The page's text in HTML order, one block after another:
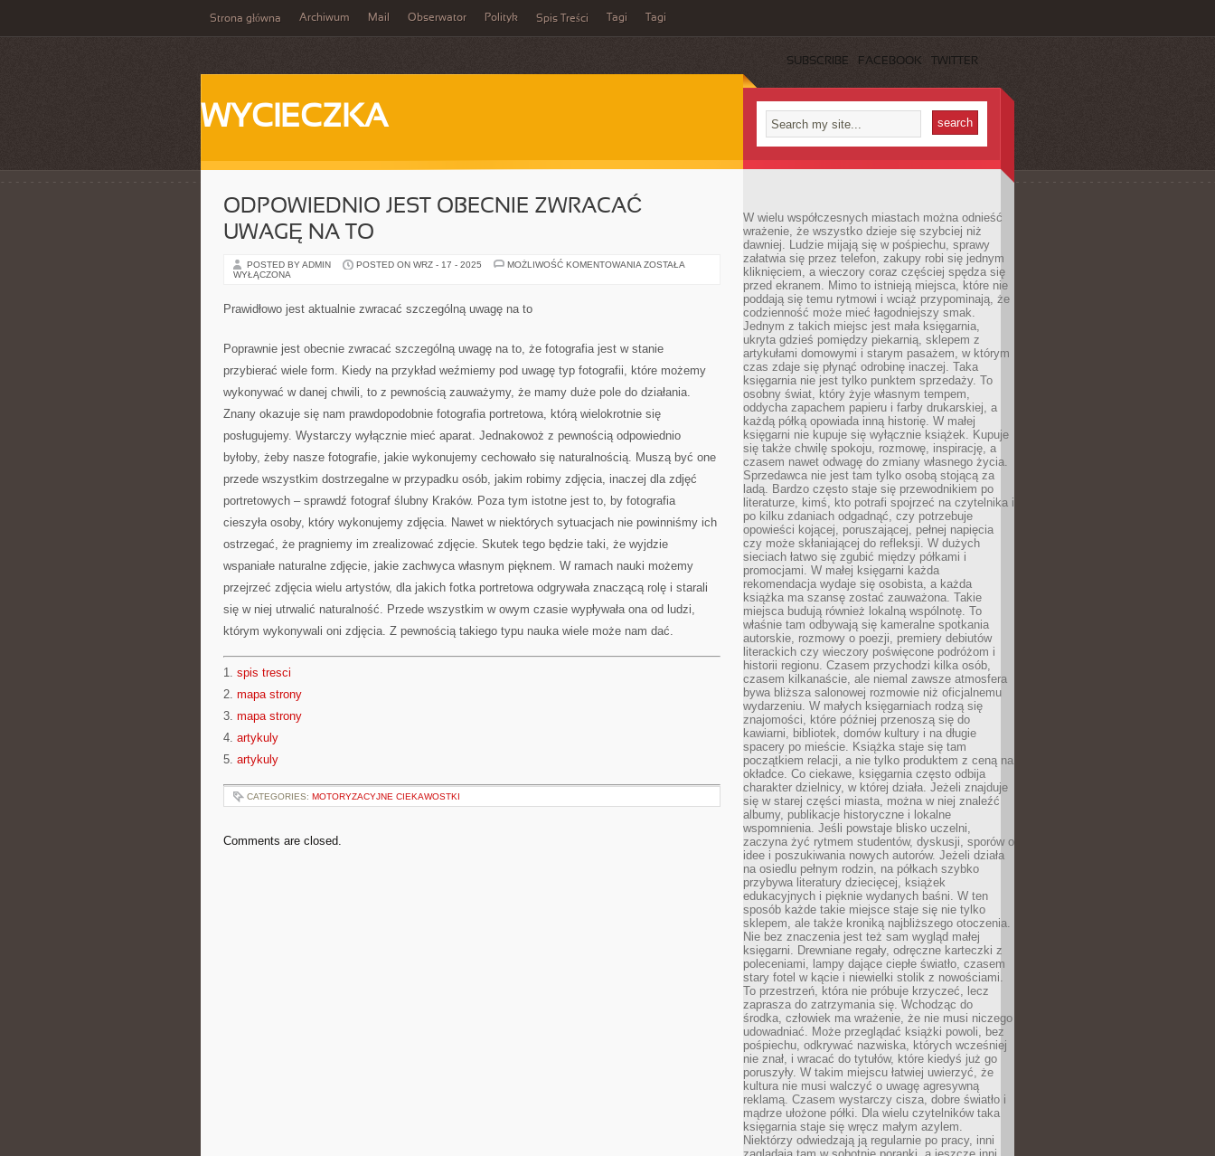
Strona główna Archiwum Mail Obserwator Polityk Spis Treści Tagi Tagi
SUBSCRIBE FACEBOOK TWITTER
WYCIECZKA
ODPOWIEDNIO JEST OBECNIE ZWRACAĆ
UWAGĘ NA TO
POSTED BY ADMIN POSTED ON WRZ - 17 - 2025 MOŻLIWOŚĆ KOMENTOWANIA ODPOWIEDNIO
ZOSTAŁA
WYŁĄCZONA
Prawidłowo jest aktualnie zwracać szczególną uwagę na to
Poprawnie jest obecnie zwracać szczególną uwagę na to, że fotografia jest w stanie
przybierać wiele form. Kiedy na przykład weźmiemy pod uwagę typ fotografii, które możemy
wykonywać w danej chwili, to z pewnością zauważymy, że mamy duże pole do działania.
Znany okazuje się nam prawdopodobnie fotografia portretowa, którą wielokrotnie się
posługujemy. Wystarczy wyłącznie mieć aparat. Jednakowoż z pewnością odpowiednio
byłoby, żeby nasze fotografie, jakie wykonujemy cechowało się naturalnością. Muszą być one
przede wszystkim dostrzegalne w przypadku osób, jakim robimy zdjęcia, inaczej dla zdjęć
portretowych – sprawdź fotograf ślubny Kraków. Poza tym istotne jest to, by fotografia
cieszyła osoby, który wykonujemy zdjęcia. Nawet w niektórych sytuacjach nie powinniśmy ich
ostrzegać, że pragniemy im zrealizować zdjęcie. Skutek tego będzie taki, że wyjdzie
wspaniałe naturalne zdjęcie, jakie zachwyca własnym pięknem. W ramach nauki możemy
przejrzeć zdjęcia wielu artystów, dla jakich fotka portretowa odgrywała znaczącą rolę i starali
się w niej utrwalić naturalność. Przede wszystkim w owym czasie wypływała ona od ludzi,
którym wykonywali oni zdjęcia. Z pewnością takiego typu nauka wiele może nam dać.
1. spis tresci
2. mapa strony
3. mapa strony
4. artykuly
5. artykuly
CATEGORIES: MOTORYZACYJNE CIEKAWOSTKI
Comments are closed.
W wielu współczesnych miastach można odnieść
wrażenie, że wszystko dzieje się szybciej niż
dawniej. Ludzie mijają się w pośpiechu, sprawy
załatwia się przez telefon, zakupy robi się jednym
kliknięciem, a wieczory coraz częściej spędza się
przed ekranem. Mimo to istnieją miejsca, które nie
poddają się temu rytmowi i wciąż przypominają, że
codzienność może mieć łagodniejszy smak.
Jednym z takich miejsc jest mała księgarnia,
ukryta gdzieś pomiędzy piekarnią, sklepem z
artykułami domowymi i starym pasażem, w którym
czas zdaje się płynąć odrobinę inaczej. Taka
księgarnia nie jest tylko punktem sprzedaży. To
osobny świat, który żyje własnym tempem,
oddycha zapachem papieru i farby drukarskiej, a
każdą półką opowiada inną historię. W małej
księgarni nie kupuje się wyłącznie książek. Kupuje
się także chwilę spokoju, rozmowę, inspirację, a
czasem nawet odwagę do zmiany własnego życia.
Sprzedawca nie jest tam tylko osobą stojącą za
ladą. Bardzo często staje się przewodnikiem po
literaturze, kimś, kto potrafi spojrzeć na czytelnika i
po kilku zdaniach odgadnąć, czy potrzebuje
opowieści kojącej, poruszającej, pełnej napięcia
czy może skłaniającej do refleksji. W dużych
sieciach łatwo się zgubić między półkami i
promocjami. W małej księgarni każda
rekomendacja wydaje się osobista, a każda
książka ma szansę zostać zauważona. Takie
miejsca budują również lokalną wspólnotę. To
właśnie tam odbywają się kameralne spotkania
autorskie, rozmowy o poezji, premiery debiutów
literackich czy wieczory poświęcone podróżom i
historii regionu. Czasem przychodzi kilka osób,
czasem kilkanaście, ale niemal zawsze atmosfera
bywa bliższa salonowej rozmowie niż oficjalnemu
wydarzeniu. W małych księgarniach rodzą się
znajomości, które później przenoszą się do
kawiarni, bibliotek, domów kultury i na długie
spacery po mieście. Książka staje się tam
początkiem relacji, a nie tylko produktem z ceną na
okładce. Co ciekawe, księgarnia często odbija
charakter dzielnicy, w której działa. Jeżeli znajduje
się w starej części miasta, można w niej znaleźć
albumy, publikacje historyczne i lokalne
wspomnienia. Jeśli powstaje blisko uczelni,
zaczyna żyć rytmem studentów, dyskusji, sporów o
idee i poszukiwania nowych autorów. Jeżeli działa
na osiedlu pełnym rodzin, na półkach szybko
przybywa literatury dziecięcej, książek
edukacyjnych i pięknie wydanych baśni. W ten
sposób każde takie miejsce staje się nie tylko
sklepem, ale także kroniką najbliższego otoczenia.
Nie bez znaczenia jest też sam wygląd małej
księgarni. Drewniane regały, odręczne karteczki z
poleceniami, lampy dające ciepłe światło, czasem
stary fotel w kącie i niewielki stolik z nowościami.
To przestrzeń, która nie próbuje krzyczeć, lecz
zaprasza do zatrzymania się. Wchodząc do
środka, człowiek ma wrażenie, że nie musi niczego
udowadniać. Może przeglądać książki powoli, bez
pośpiechu, odkrywać nazwiska, których wcześniej
nie znał, i wracać do tytułów, które kiedyś już go
poruszyły. W takim miejscu łatwiej uwierzyć, że
kultura nie musi walczyć o uwagę agresywną
reklamą. Czasem wystarczy cisza, dobre światło i
mądrze ułożone półki. Dla wielu czytelników taka
księgarnia staje się wręcz małym azylem.
Niektórzy odwiedzają ją regularnie po pracy, inni